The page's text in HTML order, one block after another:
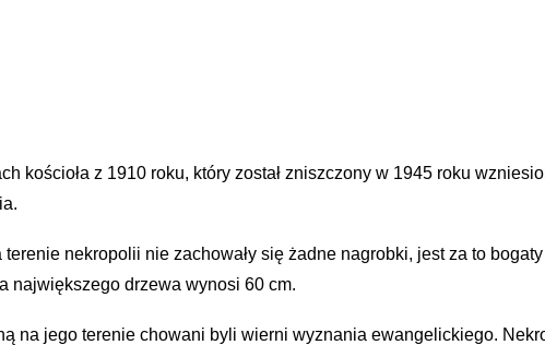
kościoła z 1910 roku, który został zniszczony w 1945 roku
nekropolii nie zachowały się żadne nagrobki, jest za to
największego drzewa wynosi 60 cm.
na jego terenie chowani byli wierni wyznania ewangelickiego.